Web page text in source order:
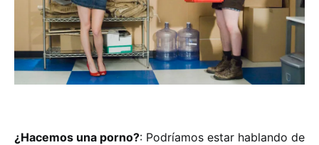
¿Hacemos una porno?: Podríamos estar hablando de